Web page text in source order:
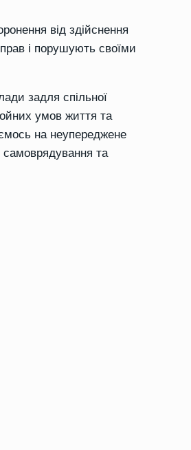
від здійснення
і порушують своїми
задля спільної
умов життя та
на неупереджене
самоврядування та